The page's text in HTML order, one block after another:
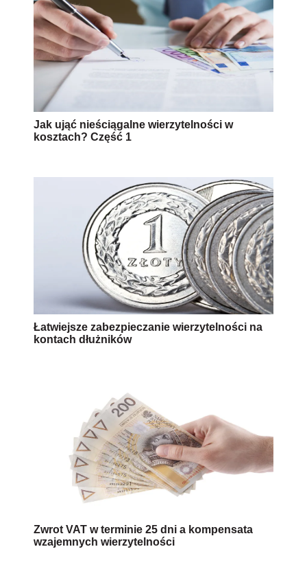
Jak ująć nieściągalne wierzytelności w
kosztach? Część 1
Łatwiejsze zabezpieczanie wierzytelności na
kontach dłużników
Zwrot VAT w terminie 25 dni a kompensata
wzajemnych wierzytelności